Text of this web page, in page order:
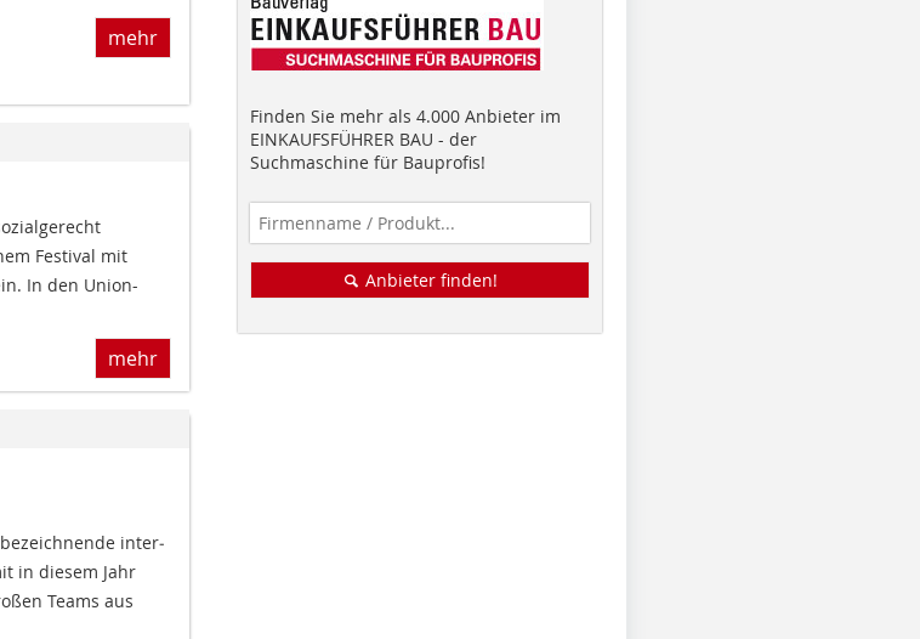
mehr
Festival mit
In den Union-
mehr
inter­
in diesem Jahr
Teams aus
Finden Sie mehr als 4.000 Anbieter im
EINKAUFSFÜHRER BAU - der
Suchmaschine für Bauprofis!
Anbieter finden!